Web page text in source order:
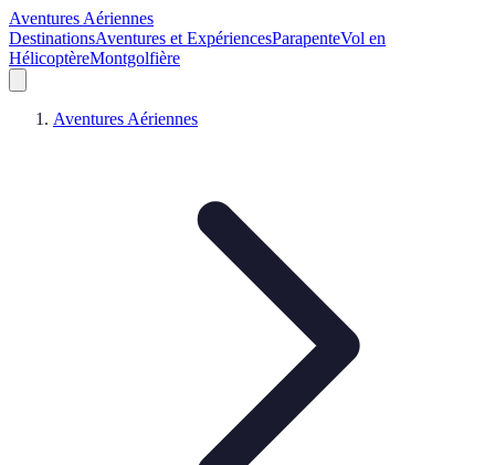
Aventures Aériennes
DestinationsAventures et ExpériencesParapenteVol en
HélicoptèreMontgolfière
Aventures Aériennes